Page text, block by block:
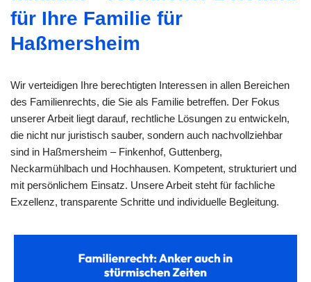
für Ihre Familie für
Haßmersheim
Wir verteidigen Ihre berechtigten Interessen in allen Bereichen
des Familienrechts, die Sie als Familie betreffen. Der Fokus
unserer Arbeit liegt darauf, rechtliche Lösungen zu entwickeln,
die nicht nur juristisch sauber, sondern auch nachvollziehbar
sind in Haßmersheim – Finkenhof, Guttenberg,
Neckarmühlbach und Hochhausen. Kompetent, strukturiert und
mit persönlichem Einsatz. Unsere Arbeit steht für fachliche
Exzellenz, transparente Schritte und individuelle Begleitung.